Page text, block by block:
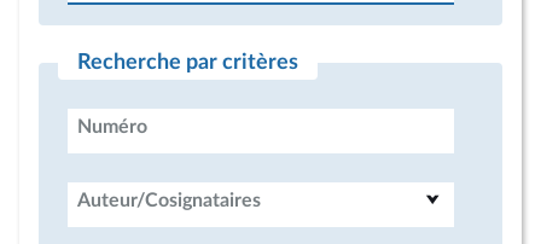
Recherche par critères
Numéro
Auteur/Cosignataires